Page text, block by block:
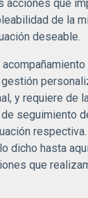
que
de la
deseable.
y requiere de
seguimiento
respectiva.
dicho hasta
que